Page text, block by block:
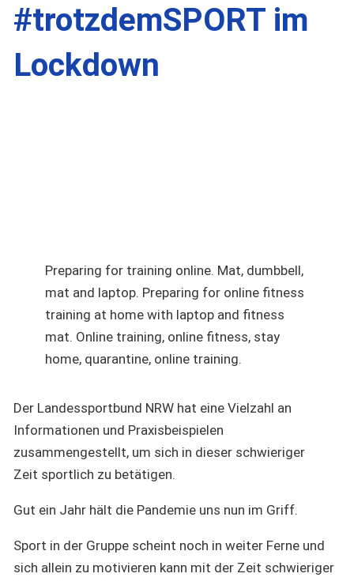
#trotzdemSPORT im
Lockdown
Preparing for training online. Mat, dumbbell,
mat and laptop. Preparing for online fitness
training at home with laptop and fitness
mat. Online training, online fitness, stay
home, quarantine, online training.
Der Landessportbund NRW hat eine Vielzahl an
Informationen und Praxisbeispielen
zusammengestellt, um sich in dieser schwieriger
Zeit sportlich zu betätigen.
Gut ein Jahr hält die Pandemie uns nun im Griff.
Sport in der Gruppe scheint noch in weiter Ferne und
sich allein zu motivieren kann mit der Zeit schwieriger